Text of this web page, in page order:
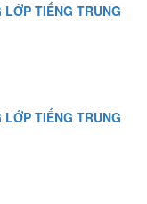
TIẾNG TRUNG
TIẾNG TRUNG